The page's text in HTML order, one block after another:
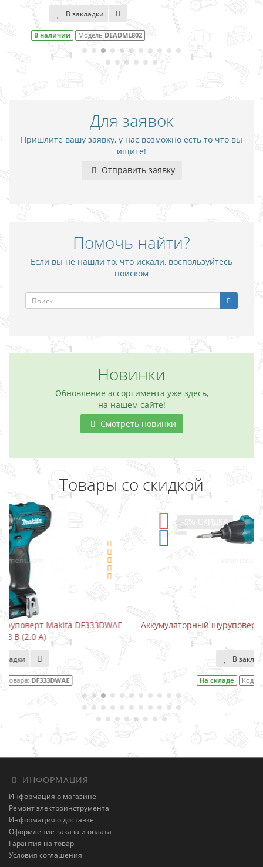
В закладки
В наличии Модель 630718-5
Для заявок
Пришлите вашу заявку, у нас возможно есть то что вы
ищите!
Отправить заявку
Помочь найти?
Если вы не нашли то, что искали, воспользуйтесь
поиском
Новинки
Обновление ассортимента уже здесь,
на нашем сайте!
Смотреть новинки
Товары со скидкой
-5% СКИДКА
Аккумуляторный шуруповерт-отвертка Makita DF001DW
В закладки
Код товара: DF001DW
ИНФОРМАЦИЯ
Информация о магазине
Ремонт электроинструмента
Информация о доставке
Оформление заказа и оплата
Гарантия на товар
Условия соглашения